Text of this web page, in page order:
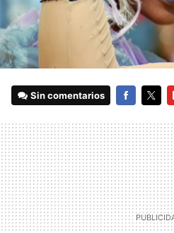
Sin comentarios